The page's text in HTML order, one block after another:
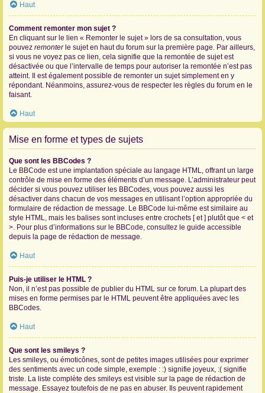
Haut
Comment remonter mon sujet ?
En cliquant sur le lien « Remonter le sujet » lors de sa consultation, vous
pouvez remonterle sujet en haut du forum sur la première page. Par ailleurs,
si vous ne voyez pas ce lien, cela signifie que la remontée de sujet est
désactivée ou que l’intervalle de temps pour autoriser la remontée n’est pas
atteint. Il est également possible de remonter un sujet simplement en y
répondant. Néanmoins, assurez-vous de respecter les règles du forum en le
faisant.
Haut
Mise en forme et types de sujets
Que sont les BBCodes ?
Le BBCode est une implantation spéciale au langage HTML, offrant un large
contrôle de mise en forme des éléments d’un message. L’administrateur peut
décider si vous pouvez utiliser les BBCodes, vous pouvez aussi les
désactiver dans chacun de vos messages en utilisant l’option appropriée du
formulaire de rédaction de message. Le BBCode lui-même est similaire au
style HTML, mais les balises sont incluses entre crochets [ et ] plutôt que < et
>. Pour plus d’informations sur le BBCode, consultez le guide accessible
depuis la page de rédaction de message.
Haut
Puis-je utiliser le HTML ?
Non, il n’est pas possible de publier du HTML sur ce forum. La plupart des
mises en forme permises par le HTML peuvent être appliquées avec les
BBCodes.
Haut
Que sont les smileys ?
Les smileys, ou émoticônes, sont de petites images utilisées pour exprimer
des sentiments avec un code simple, exemple : :) signifie joyeux, :( signifie
triste. La liste complète des smileys est visible sur la page de rédaction de
message. Essayez toutefois de ne pas en abuser. Ils peuvent rapidement